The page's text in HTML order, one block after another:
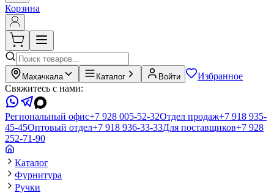
Корзина
Махачкала Каталог Войти
Избранное
Свяжитесь с нами:
Региональный офис+7 928 005-52-32Отдел продаж+7 918 935-
45-45Оптовый отдел+7 918 936-33-33Для поставщиков+7 928
252-71-90
Каталог
Фурнитура
Ручки